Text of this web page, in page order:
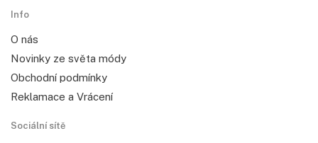
Info
O nás
Novinky ze světa módy
Obchodní podmínky
Reklamace a Vrácení
Sociální sítě